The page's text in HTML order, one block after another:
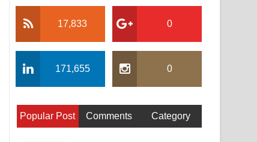
17,833 0
171,655 0
Popular Post Comments Category